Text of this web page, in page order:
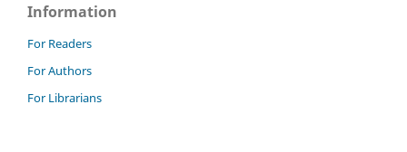
Information
For Readers
For Authors
For Librarians